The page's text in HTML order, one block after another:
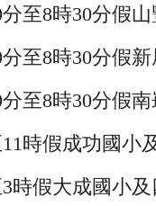
至8時30分假山
至8時30分假
至8時30分假南
時假成功國小
時假大成國小及